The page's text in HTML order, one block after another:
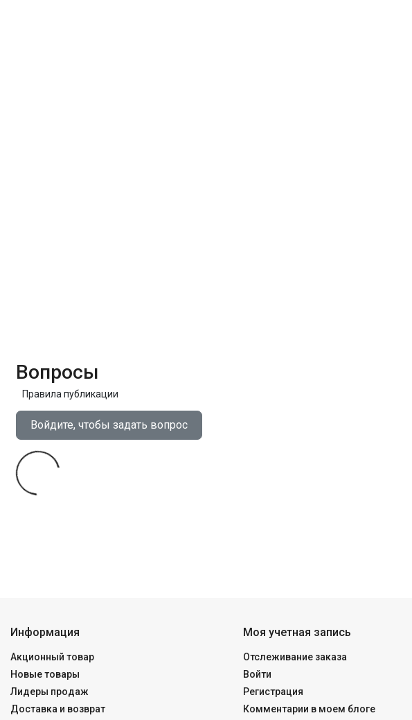
Вопросы
Правила публикации
Войдите, чтобы задать вопрос
Информация
Акционный товар
Новые товары
Лидеры продаж
Доставка и возврат
Моя учетная запись
Отслеживание заказа
Войти
Регистрация
Комментарии в моем блоге